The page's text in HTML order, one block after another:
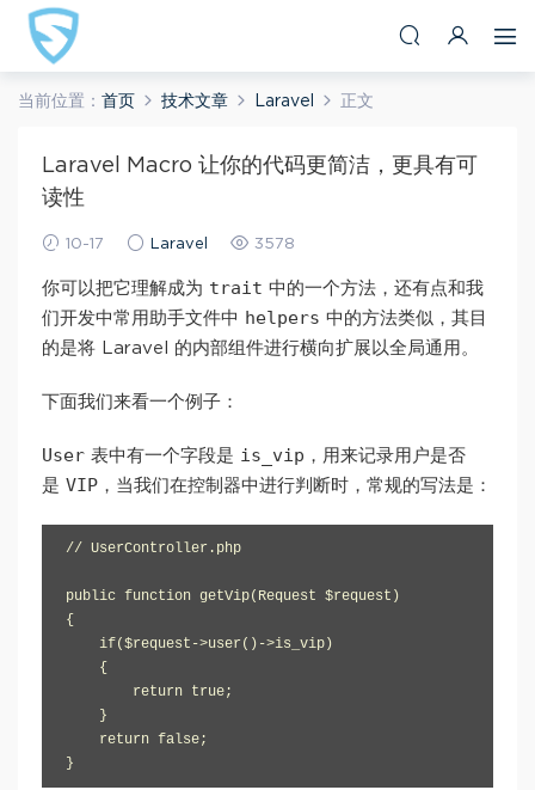
当前位置： 首页 技术文章 Laravel 正文
Laravel Macro 让你的代码更简洁，更具有可
读性
10-17 Laravel 3578
你可以把它理解成为 trait 中的一个方法，还有点和我
们开发中常用助手文件中 helpers 中的方法类似，其目
的是将 Laravel 的内部组件进行横向扩展以全局通用。
下面我们来看一个例子：
User 表中有一个字段是 is_vip ，用来记录用户是否
是 VIP ，当我们在控制器中进行判断时，常规的写法是：
// UserController.php
public function getVip(Request $request)
{
    if($request->user()->is_vip)
    {
        return true;
    }
    return false;
}